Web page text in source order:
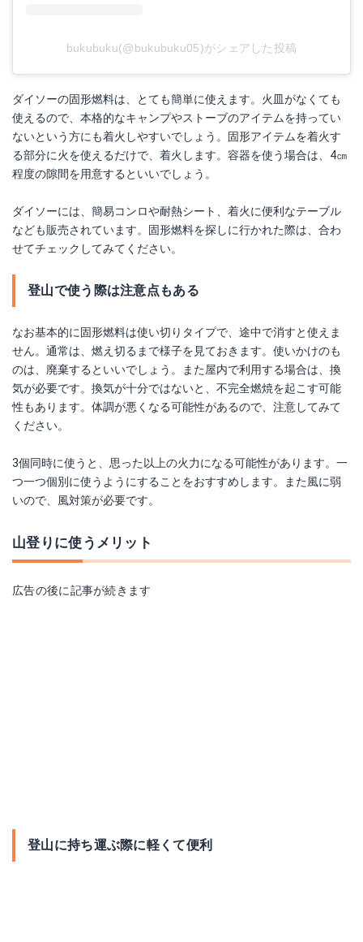
bukubuku(@bukubuku05)がシェアした投稿
ダイソーの固形燃料は、とても簡単に使えます。火皿がなくても
使えるので、本格的なキャンプやストーブのアイテムを持ってい
ないという方にも着火しやすいでしょう。固形アイテムを着火す
る部分に火を使えるだけで、着火します。容器を使う場合は、4㎝
程度の隙間を用意するといいでしょう。
ダイソーには、簡易コンロや耐熱シート、着火に便利なテーブル
なども販売されています。固形燃料を探しに行かれた際は、合わ
せてチェックしてみてください。
登山で使う際は注意点もある
なお基本的に固形燃料は使い切りタイプで、途中で消すと使えま
せん。通常は、燃え切るまで様子を見ておきます。使いかけのも
のは、廃棄するといいでしょう。また屋内で利用する場合は、換
気が必要です。換気が十分ではないと、不完全燃焼を起こす可能
性もあります。体調が悪くなる可能性があるので、注意してみて
ください。
3個同時に使うと、思った以上の火力になる可能性があります。一
つ一つ個別に使うようにすることをおすすめします。また風に弱
いので、風対策が必要です。
山登りに使うメリット
広告の後に記事が続きます
登山に持ち運ぶ際に軽くて便利